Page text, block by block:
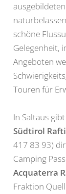
schöne
Gelegenheit,
Angeboten
Touren für
In Saltaus
Südtirol
417 83 93)
Camping
Acquaterra
Fraktion